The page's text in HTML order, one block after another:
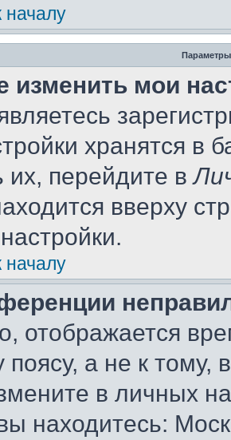
началу
Параметры
изменить мои
хранятся в
их, перейдите в
вверху
началу
отображается
поясу, а не к тому,
в личных
находитесь: